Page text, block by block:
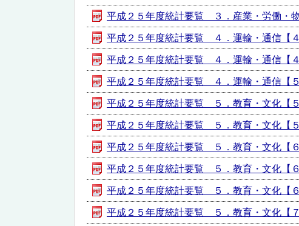
平成２５年度統計要覧 ３．産業・労働・
平成２５年度統計要覧 ４．運輸・通信【
平成２５年度統計要覧 ４．運輸・通信【
平成２５年度統計要覧 ４．運輸・通信【
平成２５年度統計要覧 ５．教育・文化【
平成２５年度統計要覧 ５．教育・文化【
平成２５年度統計要覧 ５．教育・文化【
平成２５年度統計要覧 ５．教育・文化【
平成２５年度統計要覧 ５．教育・文化【
平成２５年度統計要覧 ５．教育・文化【